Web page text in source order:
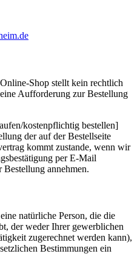
Shop stellt kein rechtlich
Aufforderung zur Bestellung
kostenpflichtig bestellen]
der auf der Bestellseite
kommt zustande, wenn wir
per E-Mail
annehmen.
natürliche Person, die die
der weder Ihrer gewerblichen
zugerechnet werden kann),
Bestimmungen ein